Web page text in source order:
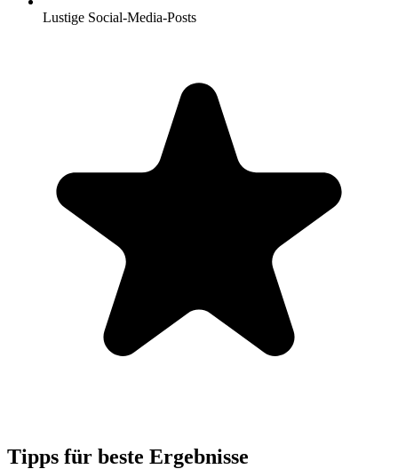
Lustige Social-Media-Posts
Tipps für beste Ergebnisse